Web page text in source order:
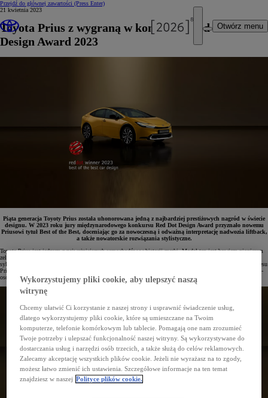
Przejdź do głównej zawartości (Press Enter)
Otwórz menu
21 kwietnia 2023
Toyota Prius z wygraną w konkursie Red Dot
Design Award 2023
Piąta generacja Toyoty Prius została uhonorowana jedną z najbardziej prestiżowych nagród w świecie
designu. W 2023 roku jury międzynarodowego konkursu Red Dot Design Award przyznało nowemu
Priusowi tytuł Best of the Best, doceniając go za nowoczesną i odważną interpretację nadwozia liftback,
a także nowatorskie rozwiązania stylistyczne.
Toyota Prius jest jednym z najważniejszych samochodów w historii marki. Model ten jest bowiem pionierem
zelektryfikowanej motoryzacji, od 26 lat liderując całej technologii hybrydowej. Jego charakterystyczna
sylwetka typu liftback stała się w tym czasie symbolem ekologicznej motoryzacji, co jest także filarem sukcesu
Priusa piątej generacji w tegorocznej edycji konkursu Red Dot Design Award w kategorii Product Design. 43-
osobowe jury wybrało go na zwycięzcę spośród 51 wyróżniających się produktów.
Wykorzystujemy pliki cookie, aby ulepszyć naszą
witrynę
Chcemy ułatwić Ci korzystanie z naszej strony i usprawnić świadczenie usług,
dlatego wykorzystujemy pliki cookie, które są umieszczane na Twoim
komputerze, telefonie komórkowym lub tablecie. Pomagają one nam zrozumieć
Twoje potrzeby i ulepszać funkcjonalność naszej witryny. Są wykorzystywane do
dostarczania usług i narzędzi osób trzecich, a także służą do celów reklamowych.
Zalecamy akceptację wszystkich plików cookie. Jeżeli nie wyrażasz na to zgody,
możesz łatwo zmienić ich ustawienia. Szczegółowe informacje na ten temat
znajdziesz w naszej Polityce plików cookie.